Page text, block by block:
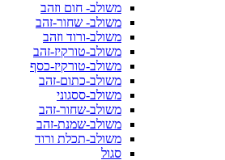
משולב- חום וזהב
משולב- שחור-זהב
משולב-ורוד וזהב
משולב-טורקיז-זהב
משולב-טורקיז-כסף
משולב-כתום-זהב
משולב-ססגוני
משולב-שחור-זהב
משולב-שמנת-זהב
משולב-תכלת ורוד
סגול